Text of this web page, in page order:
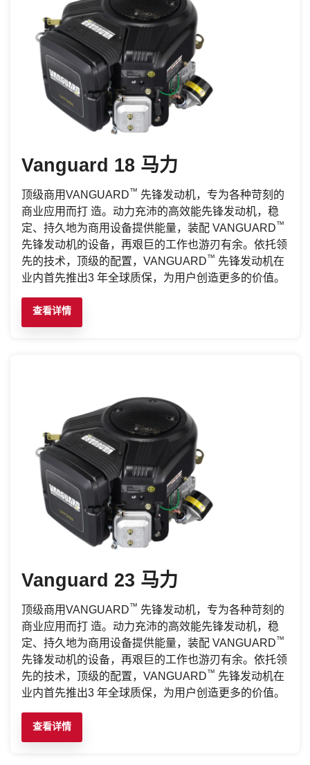
Vanguard 18 马力
顶级商用VANGUARD™ 先锋发动机，专为各种苛刻的
商业应用而打 造。动力充沛的高效能先锋发动机，稳
定、持久地为商用设备提供能量，装配 VANGUARD™
先锋发动机的设备，再艰巨的工作也游刃有余。依托领
先的技术，顶级的配置，VANGUARD™ 先锋发动机在
业内首先推出3 年全球质保，为用户创造更多的价值。
查看详情
Vanguard 23 马力
顶级商用VANGUARD™ 先锋发动机，专为各种苛刻的
商业应用而打 造。动力充沛的高效能先锋发动机，稳
定、持久地为商用设备提供能量，装配 VANGUARD™
先锋发动机的设备，再艰巨的工作也游刃有余。依托领
先的技术，顶级的配置，VANGUARD™ 先锋发动机在
业内首先推出3 年全球质保，为用户创造更多的价值。
查看详情